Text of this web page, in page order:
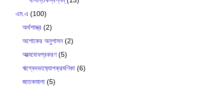
এম.এ (100)
অর্থশাস্ত্র (2)
অশোকের অনুশাসন(2)
আত্মবোধপ্রকরণ(5)
ঋগ্বেদভাষ‍্যোপক্রমণিকা (6)
জাতকমালা (5)